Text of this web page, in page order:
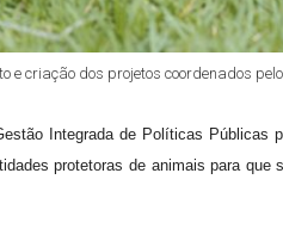
criação dos projetos coordenados
Integrada de Políticas Públicas
protetoras de animais para